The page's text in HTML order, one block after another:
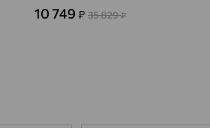
10 749 ₽ 35 829₽